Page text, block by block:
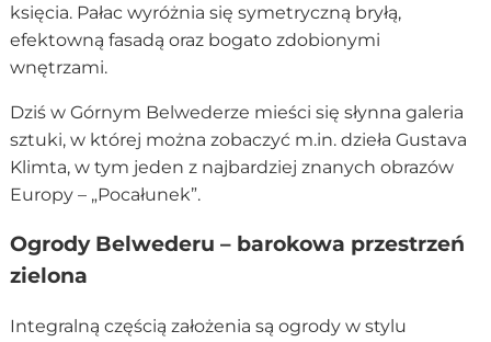
księcia. Pałac wyróżnia się symetryczną bryłą,
efektowną fasadą oraz bogato zdobionymi
wnętrzami.
Dziś w Górnym Belwederze mieści się słynna galeria
sztuki, w której można zobaczyć m.in. dzieła Gustava
Klimta, w tym jeden z najbardziej znanych obrazów
Europy – „Pocałunek”.
Ogrody Belwederu – barokowa przestrzeń
zielona
Integralną częścią założenia są ogrody w stylu